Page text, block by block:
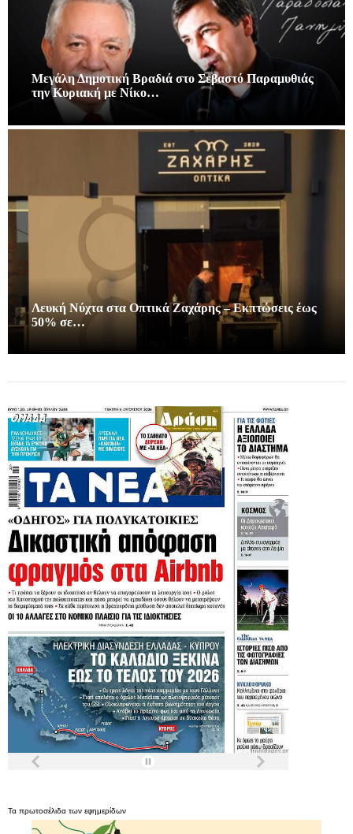
Μεγάλη Δημοτική Βραδιά στο Σεβαστό Παραμυθιάς
την Κυριακή με Νίκο…
Λευκή Νύχτα στα Οπτικά Ζαχάρης – Εκπτώσεις έως
50% σε…
Τα πρωτοσέλιδα των εφημερίδων